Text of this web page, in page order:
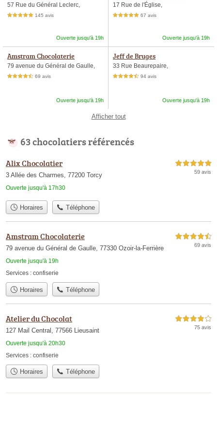
57 Rue du Général Leclerc,
5,0 étoiles sur 5 145 avis
Ouverte jusqu'à 19h
17 Rue de l'Église,
5,0 étoiles sur 5 67 avis
Ouverte jusqu'à 19h
Amstram Chocolaterie
79 avenue du Général de Gaulle,
4,5 étoiles sur 5 69 avis
Ouverte jusqu'à 19h
Jeff de Bruges
33 Rue Beaurepaire,
4,5 étoiles sur 5 94 avis
Ouverte jusqu'à 19h
Afficher tout
63 chocolatiers référencés
Alix Chocolatier
3 Allée des Charmes, 77200 Torcy
Ouverte jusqu'à 17h30
5,0 étoiles sur 5
59 avis
Horaires Téléphone
Amstram Chocolaterie
79 avenue du Général de Gaulle, 77330 Ozoir-la-Ferrière
Ouverte jusqu'à 19h
4,5 étoiles sur 5
69 avis
Services : confiserie
Horaires Téléphone
Atelier du Chocolat
127 Mail Central, 77566 Lieusaint
Ouverte jusqu'à 20h30
4,0 étoiles sur 5
75 avis
Services : confiserie
Horaires Téléphone